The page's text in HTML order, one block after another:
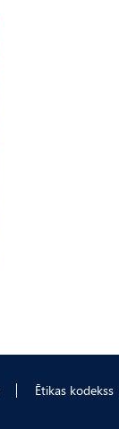
Ētikas kodekss